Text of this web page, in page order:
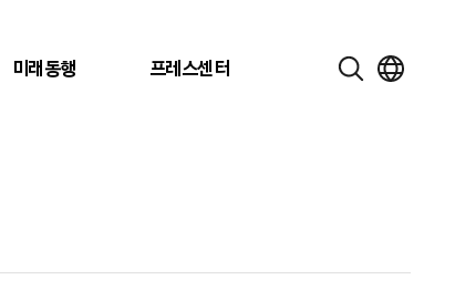
미래동행 프레스센터